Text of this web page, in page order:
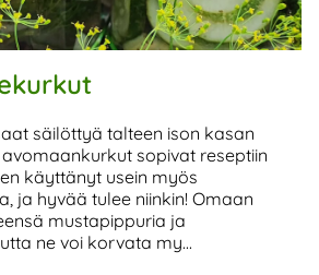
säilöttyä talteen ison kasan
sopivat reseptiin
käyttänyt usein myös
ja hyvää tulee niinkin! Omaan
mustapippuria ja
ne voi korvata my...